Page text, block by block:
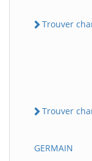
Trouver
Trouver
GERMAIN